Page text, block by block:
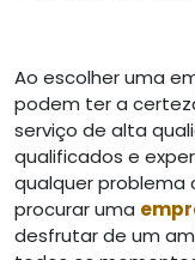
Ao escolher uma
podem ter a
serviço de alta
qualificados e
qualquer problema
procurar uma
desfrutar de um